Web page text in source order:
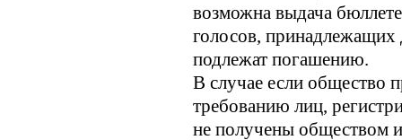
возможна выдача
голосов, принадлежащих
подлежат погашению.
В случае если общество
требованию лиц,
не получены обществом